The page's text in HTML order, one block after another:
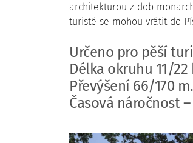
architekturou z dob
turisté se mohou vrátit do
Určeno pro pěší
Délka okruhu 11/22
Převýšení 66/170 m.
Časová náročnost